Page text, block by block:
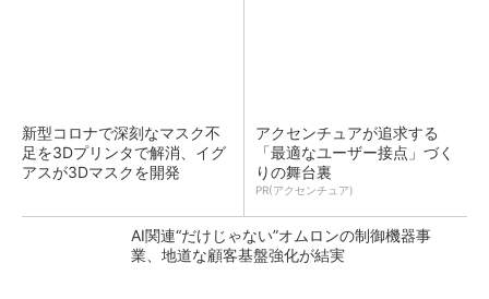
新型コロナで深刻なマスク不
足を3Dプリンタで解消、イグ
アスが3Dマスクを開発
アクセンチュアが追求する
「最適なユーザー接点」づく
りの舞台裏
PR(アクセンチュア)
AI関連“だけじゃない”オムロンの制御機器事
業、地道な顧客基盤強化が結実